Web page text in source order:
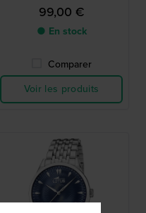
métal
99,00 €
● En stock
Comparer
Voir les produits